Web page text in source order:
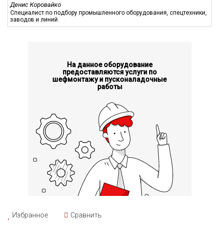
Денис Коровайко
Специалист по подбору промышленного оборудования, спецтехники,
заводов и линий.
На данное оборудование
предоставляются услуги по
шефмонтажу и пусконаладочные
работы
Избранное Сравнить